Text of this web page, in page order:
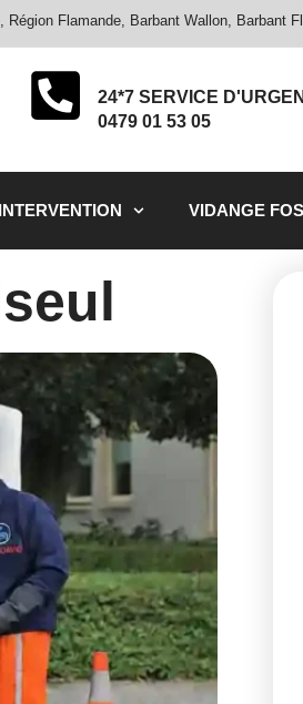
Région Flamande, Barbant Wallon, Barbant
24*7 SERVICE
0479 01 53 05
VIDANGE